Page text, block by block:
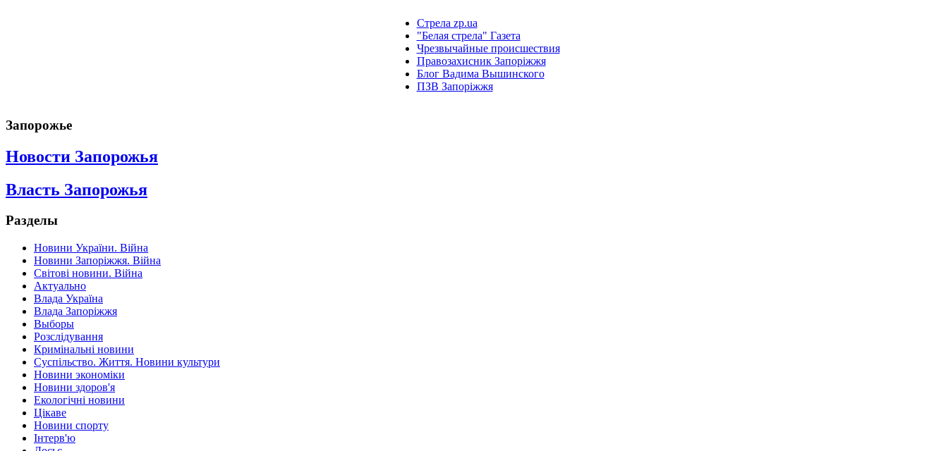
Стрела zp.ua
"Белая стрела" Газета
Чрезвычайные происшествия
Правозахисник Запоріжжя
Блог Вадима Вышинского
ПЗВ Запоріжжя
Запорожье
Новости Запорожья
Власть Запорожья
Разделы
Новини України. Війна
Новини Запоріжжя. Війна
Світові новини. Війна
Актуально
Влада Україна
Влада Запоріжжя
Выборы
Розслідування
Кримінальні новини
Суспільство. Життя. Новини культури
Новини экономіки
Новини здоров'я
Екологічні новини
Цікаве
Новини спорту
Інтерв'ю